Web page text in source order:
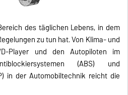
des täglichen Lebens, in dem
zu tun hat. Von Klima- und
Player und den Autopiloten im
(ABS) und
in der Automobiltechnik reicht die